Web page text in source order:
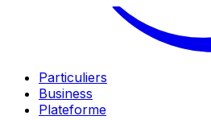
Particuliers
Business
Plateforme